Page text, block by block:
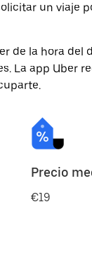
un viaje
de la hora del
La app Uber
Precio
€19